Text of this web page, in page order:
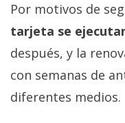
Por motivos de
tarjeta se
después, y la
con semanas de
diferentes medios.